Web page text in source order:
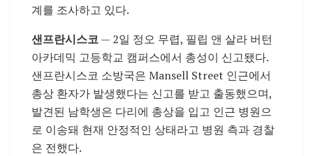
계를 조사하고 있다.
샌프란시스코— 2일 정오 무렵, 필립 앤 살라 버턴
아카데믹 고등학교 캠퍼스에서 총성이 신고됐다.
샌프란시스코 소방국은 Mansell Street 인근에서
총상 환자가 발생했다는 신고를 받고 출동했으며,
발견된 남학생은 다리에 총상을 입고 인근 병원으
로 이송돼 현재 안정적인 상태라고 병원 측과 경찰
은 전했다.